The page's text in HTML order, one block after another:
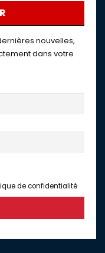
nouvelles,
dans votre
de confidentialité